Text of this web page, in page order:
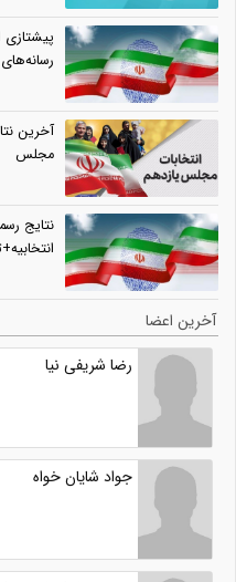
پیشتازی
آخرین
مجلس
نتایج
آخرین اعضا
رضا شریفی نیا
جواد شایان خواه